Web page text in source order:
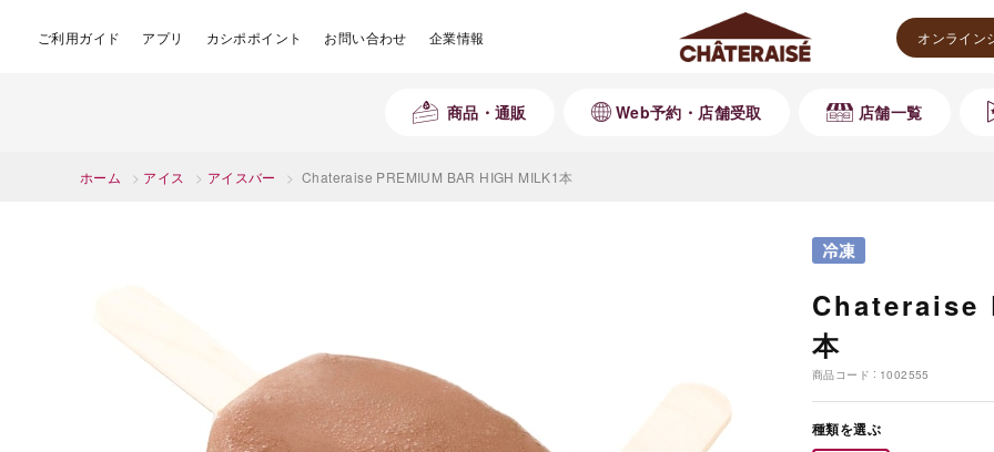
ご利用ガイド アプリ カシポポイント お問い合わせ 企業情報 オンライン
商品・通販 Web予約・店舗受取 店舗一覧
ホーム > アイス > アイスバー > Chateraise PREMIUM BAR HIGH MILK1本
Chateraise
本
商品コード 1002555
種類を選ぶ